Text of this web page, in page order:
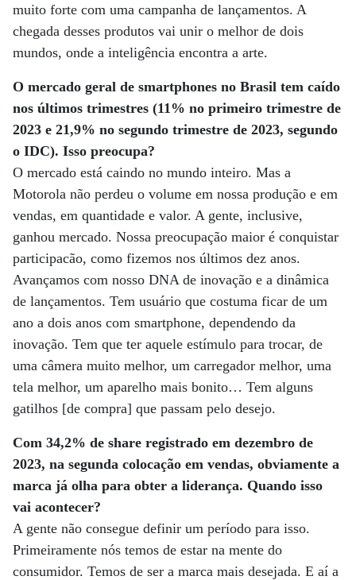
muito forte com uma campanha de lançamentos. A
chegada desses produtos vai unir o melhor de dois
mundos, onde a inteligência encontra a arte.
O mercado geral de smartphones no Brasil tem caído
nos últimos trimestres (11% no primeiro trimestre de
2023 e 21,9% no segundo trimestre de 2023, segundo
o IDC). Isso preocupa?
O mercado está caindo no mundo inteiro. Mas a
Motorola não perdeu o volume em nossa produção e em
vendas, em quantidade e valor. A gente, inclusive,
ganhou mercado. Nossa preocupação maior é conquistar
participacão, como fizemos nos últimos dez anos.
Avançamos com nosso DNA de inovação e a dinâmica
de lançamentos. Tem usuário que costuma ficar de um
ano a dois anos com smartphone, dependendo da
inovação. Tem que ter aquele estímulo para trocar, de
uma câmera muito melhor, um carregador melhor, uma
tela melhor, um aparelho mais bonito… Tem alguns
gatilhos [de compra] que passam pelo desejo.
Com 34,2% de share registrado em dezembro de
2023, na segunda colocação em vendas, obviamente a
marca já olha para obter a liderança. Quando isso
vai acontecer?
A gente não consegue definir um período para isso.
Primeiramente nós temos de estar na mente do
consumidor. Temos de ser a marca mais desejada. E aí a